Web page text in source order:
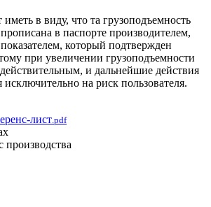
в виду, что та грузоподъемность
в паспорте производителем,
который подтвержден
при увеличении грузоподъемности
и дальнейшие действия
исключительно на риск пользователя.
лист.pdf
производства